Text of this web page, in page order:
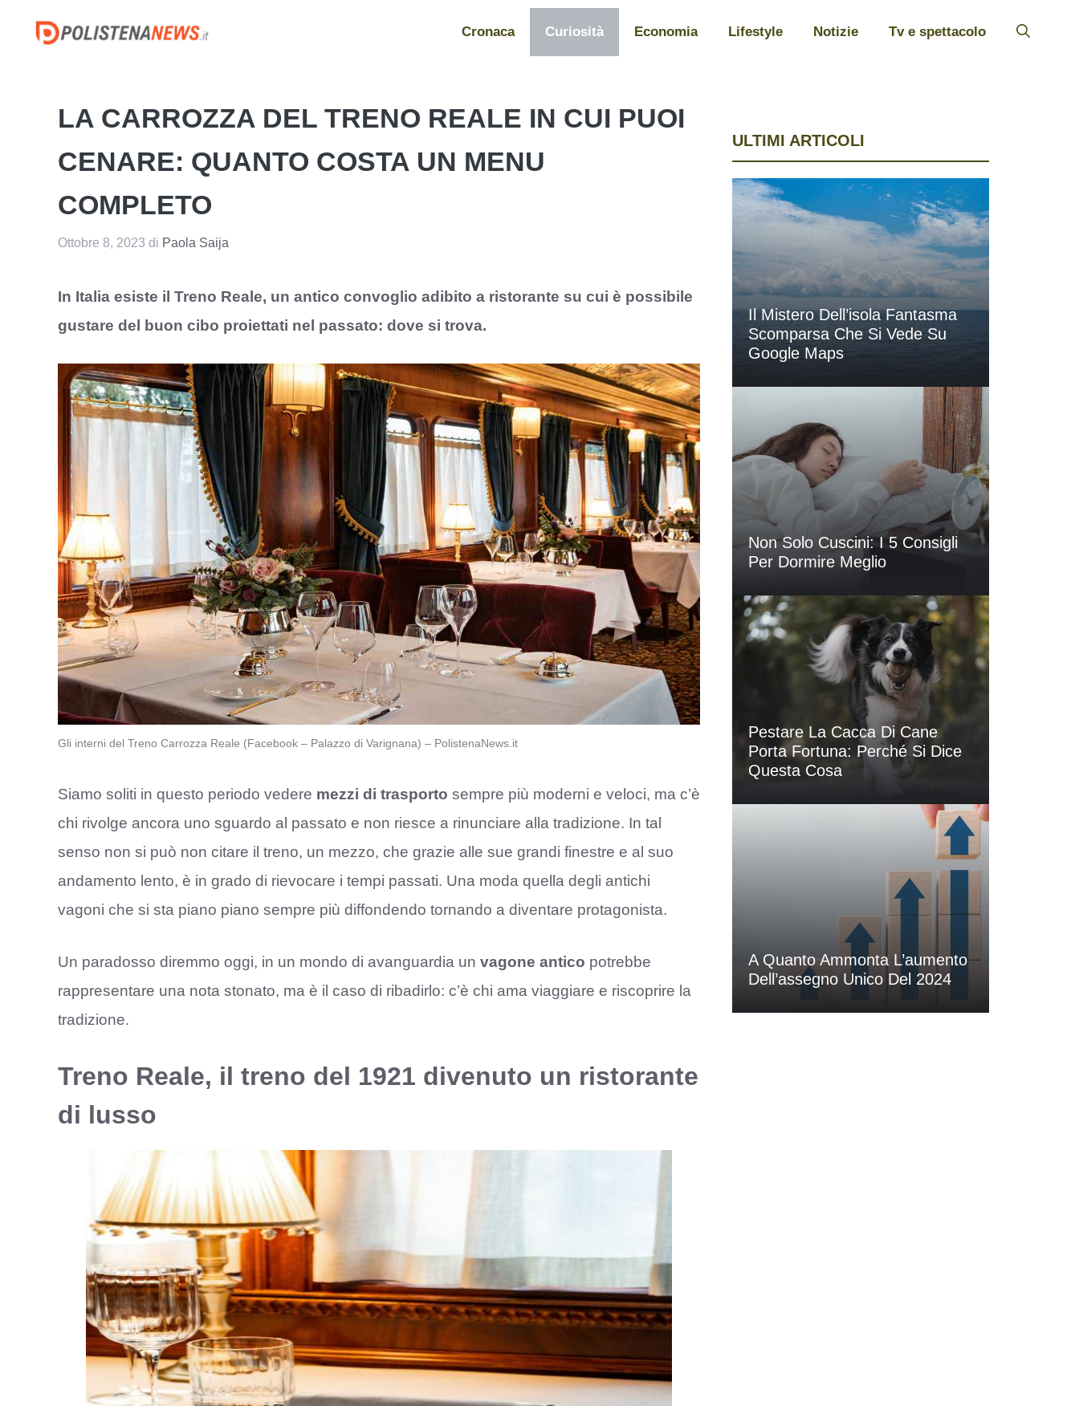
Cronaca Curiosità Economia Lifestyle Notizie Tv e spettacolo
LA CARROZZA DEL TRENO REALE IN CUI PUOI
CENARE: QUANTO COSTA UN MENU
COMPLETO
Ottobre 8, 2023 di Paola Saija
In Italia esiste il Treno Reale, un antico convoglio adibito a ristorante su cui è possibile
gustare del buon cibo proiettati nel passato: dove si trova.
Gli interni del Treno Carrozza Reale (Facebook – Palazzo di Varignana) – PolistenaNews.it
Siamo soliti in questo periodo vedere mezzi di trasporto sempre più moderni e veloci, ma c’è
chi rivolge ancora uno sguardo al passato e non riesce a rinunciare alla tradizione. In tal
senso non si può non citare il treno, un mezzo, che grazie alle sue grandi finestre e al suo
andamento lento, è in grado di rievocare i tempi passati. Una moda quella degli antichi
vagoni che si sta piano piano sempre più diffondendo tornando a diventare protagonista.
Un paradosso diremmo oggi, in un mondo di avanguardia un vagone antico potrebbe
rappresentare una nota stonato, ma è il caso di ribadirlo: c’è chi ama viaggiare e riscoprire la
tradizione.
Treno Reale, il treno del 1921 divenuto un ristorante
di lusso
ULTIMI ARTICOLI
Il Mistero Dell’isola Fantasma
Scomparsa Che Si Vede Su
Google Maps
Non Solo Cuscini: I 5 Consigli
Per Dormire Meglio
Pestare La Cacca Di Cane
Porta Fortuna: Perché Si Dice
Questa Cosa
A Quanto Ammonta L’aumento
Dell’assegno Unico Del 2024